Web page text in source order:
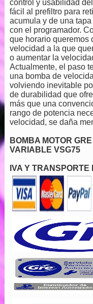
control y usabilidad
fácil al prefiltro para
acumula y de una
con el programador.
que horario queremos
velocidad a la que
o aumentar la
Actualmente, el paso
una bomba de
volviendo inevitable
de durabilidad que
más que una
rango de potencia
velocidad, se daña
BOMBA MOTOR
VARIABLE VSG75
IVA Y